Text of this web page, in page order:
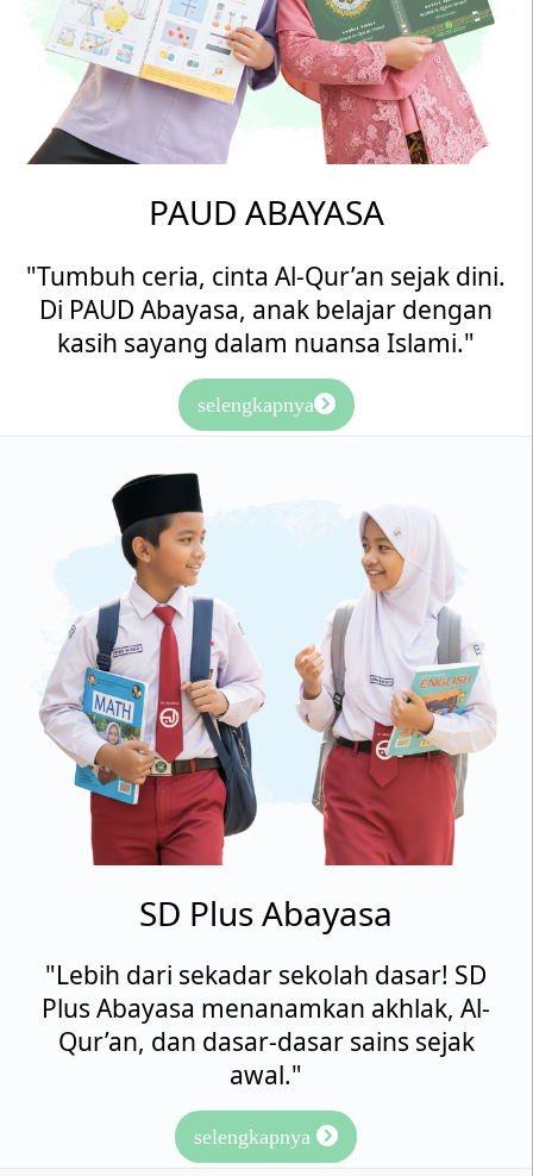
PAUD ABAYASA
"Tumbuh ceria, cinta Al-Qur’an sejak dini.
Di PAUD Abayasa, anak belajar dengan
kasih sayang dalam nuansa Islami."
selengkapnya
SD Plus Abayasa
"Lebih dari sekadar sekolah dasar! SD
Plus Abayasa menanamkan akhlak, Al-
Qur’an, dan dasar-dasar sains sejak
awal."
selengkapnya